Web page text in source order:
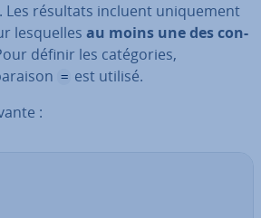
Les résultats incluent uni­que­ment
les­quelles au moins une des con­
définir les ca­té­go­ries,
= est utilisé.
: